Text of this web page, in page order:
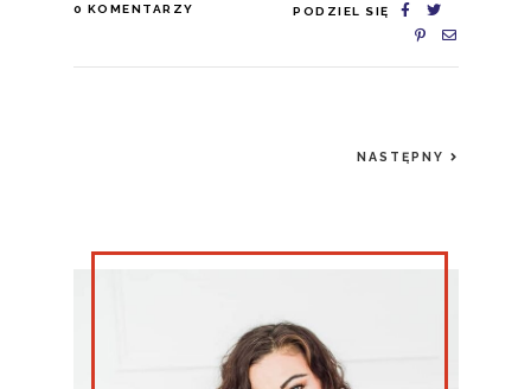
0 KOMENTARZY PODZIEL SIĘ
NASTĘPNY